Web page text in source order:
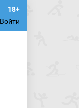
Войти